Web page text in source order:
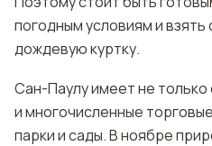
погодным условиям и взять
дождевую куртку.
Сан-Паулу имеет не
и многочисленные
парки и сады. В ноябре